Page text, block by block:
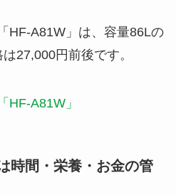
HF-A81W 」は、 容量86Lの
は27,000円前後です。
A81W」
時間・栄養・お金の管